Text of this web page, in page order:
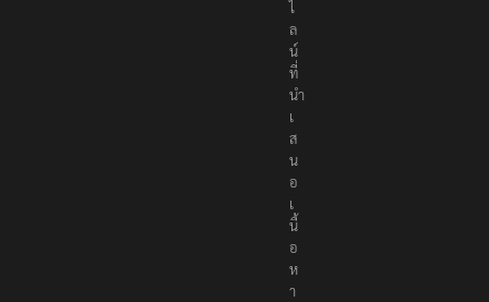
ไ
ล
น์
ที่
นำ
เ
ส
น
อ
เ
นื้
อ
ห
า